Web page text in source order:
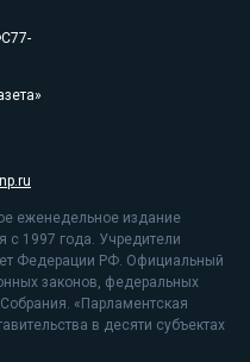
еженедельное издание
с 1997 года. Учредители
Федерации РФ. Официальный
законов, федеральных
«Парламентская
в десяти субъектах